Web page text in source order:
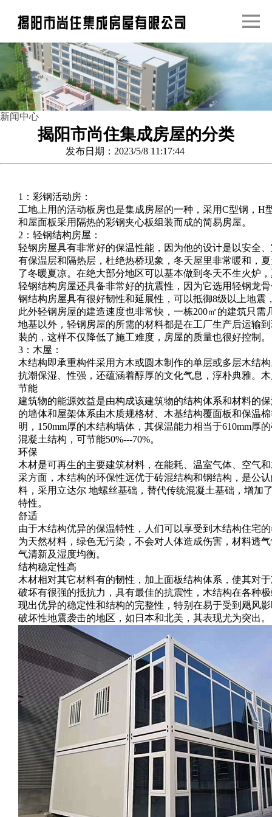
新闻中心
揭阳市尚住集成房屋的分类
发布日期：2023/5/8 11:17:44
1：彩钢活动房：
工地上用的活动板房也是集成房屋的一种，采用C型钢，H
和屋面板采用隔热的彩钢夹心板组装而成的简易房屋。
2：轻钢结构房屋：
轻钢房屋具有非常好的保温性能，因为他的设计是以安全
有保温层和隔热层，杜绝热桥现象，冬天屋里非常暖和，
了冬暖夏凉。在绝大部分地区可以基本做到冬天不生火炉
轻钢结构房屋还具备非常好的抗震性，因为它选用轻钢龙
钢结构房屋具有很好韧性和延展性，可以抵御8级以上地震
此外轻钢房屋的建造速度也非常快，一栋200㎡的建筑只需
地基以外，轻钢房屋的所需的材料都是在工厂生产后运输
装的，这样不仅降低了施工难度，房屋的质量也很好控制。
3：木屋：
木结构即承重构件采用方木或圆木制作的单层或多层木结
抗潮保湿、性强，还蕴涵着醇厚的文化气息，淳朴典雅。
节能
建筑物的能源效益是由构成该建筑物的结构体系和材料的
的墙体和屋架体系由木质规格材、木基结构覆面板和保温
明，150mm厚的木结构墙体，其保温能力相当于610mm厚
混凝土结构，可节能50%---70%。
环保
木材是可再生的主要建筑材料，在能耗、温室气体、空气
采方面，木结构的环保性远优于砖混结构和钢结构，是公
料，采用立达尔 地螺丝基础，替代传统混凝土基础，增加
特性。
舒适
由于木结构优异的保温特性，人们可以享受到木结构住宅
为天然材料，绿色无污染，不会对人体造成伤害，材料透
气清新及湿度均衡。
结构稳定性高
木材相对其它材料有的韧性，加上面板结构体系，使其对
破坏有很强的抵抗力，具有最佳的抗震性，木结构在各种
现出优异的稳定性和结构的完整性，特别在易于受到飓风
破坏性地震袭击的地区，如日本和北美，其表现尤为突出。